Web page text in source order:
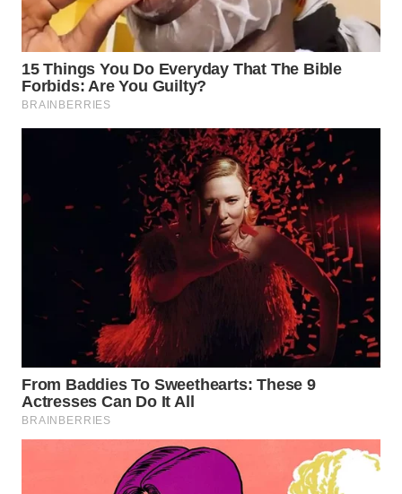
WN
LABUHANBATU
WN
SERDANG
WN
PAKPAK
WN
KARAWANG